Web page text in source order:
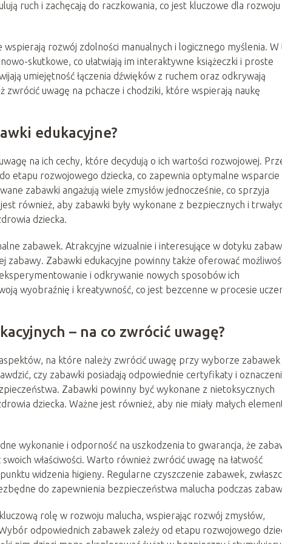
ruch i zachęcają do raczkowania, co jest kluczowe dla rozwoju
rozwój zdolności manualnych i logicznego myślenia. W
skutkowe, co ułatwiają im interaktywne książeczki i proste
umiejętność łączenia dźwięków z ruchem oraz odkrywają
uwagę na pchacze i chodziki, które wspierają naukę
edukacyjne?
na ich cechy, które decydują o ich wartości rozwojowej.
etapu rozwojowego dziecka, co zapewnia optymalne wsparcie
zabawki angażują wiele zmysłów jednocześnie, co sprzyja
również, aby zabawki były wykonane z bezpiecznych i
dziecka.
zabawek. Atrakcyjne wizualnie i interesujące w dotyku
zabawy. Zabawki edukacyjne powinny także oferować
i odkrywanie nowych sposobów ich
wyobraźnię i kreatywność, co jest bezcenne w procesie
– na co zwrócić uwagę?
na które należy zwrócić uwagę przy wyborze zabawek
czy zabawki posiadają odpowiednie certyfikaty i
Zabawki powinny być wykonane z nietoksycznych
dziecka. Ważne jest również, aby nie miały małych
wykonanie i odporność na uszkodzenia to gwarancja, że
swoich właściwości. Warto również zwrócić uwagę na łatwość
widzenia higieny. Regularne czyszczenie zabawek,
do zapewnienia bezpieczeństwa malucha podczas
rolę w rozwoju malucha, wspierając rozwój zmysłów,
odpowiednich zabawek zależy od etapu rozwojowego